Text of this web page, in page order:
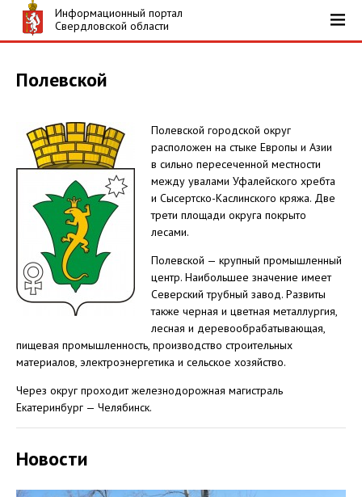
Информационный портал
Свердловской области
Полевской
Полевской городской округ
расположен на стыке Европы и Азии
в сильно пересеченной местности
между увалами Уфалейского хребта
и Сысертско-Каслинского кряжа. Две
трети площади округа покрыто
лесами.
Полевской — крупный промышленный
центр. Наибольшее значение имеет
Северский трубный завод. Развиты
также черная и цветная металлургия,
лесная и деревообрабатывающая,
пищевая промышленность, производство строительных
материалов, электроэнергетика и сельское хозяйство.
Через округ проходит железнодорожная магистраль
Екатеринбург — Челябинск.
Новости